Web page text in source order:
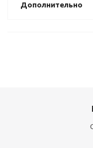
Дополнительно